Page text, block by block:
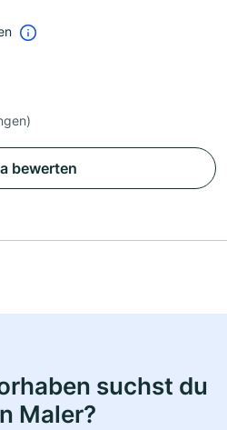
bewerten
suchst du
Maler?